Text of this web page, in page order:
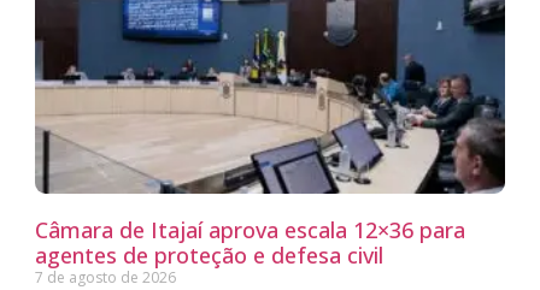
Câmara de Itajaí aprova escala 12×36 para
agentes de proteção e defesa civil
7 de agosto de 2026